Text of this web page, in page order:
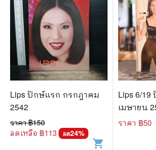
Lips ปักษ์แรก กรกฎาคม
2542
ราคา ฿150
ลดเหลือ ฿113 ลด24%
shopping_cart
Lips 6/
เมษายน
ทิพย์
ราคา ฿50